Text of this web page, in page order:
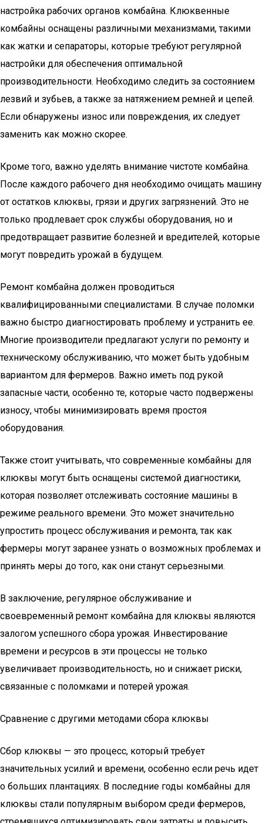
настройка рабочих органов комбайна. Клюквенные
комбайны оснащены различными механизмами, такими
как жатки и сепараторы, которые требуют регулярной
настройки для обеспечения оптимальной
производительности. Необходимо следить за состоянием
лезвий и зубьев, а также за натяжением ремней и цепей.
Если обнаружены износ или повреждения, их следует
заменить как можно скорее.
Кроме того, важно уделять внимание чистоте комбайна.
После каждого рабочего дня необходимо очищать машину
от остатков клюквы, грязи и других загрязнений. Это не
только продлевает срок службы оборудования, но и
предотвращает развитие болезней и вредителей, которые
могут повредить урожай в будущем.
Ремонт комбайна должен проводиться
квалифицированными специалистами. В случае поломки
важно быстро диагностировать проблему и устранить ее.
Многие производители предлагают услуги по ремонту и
техническому обслуживанию, что может быть удобным
вариантом для фермеров. Важно иметь под рукой
запасные части, особенно те, которые часто подвержены
износу, чтобы минимизировать время простоя
оборудования.
Также стоит учитывать, что современные комбайны для
клюквы могут быть оснащены системой диагностики,
которая позволяет отслеживать состояние машины в
режиме реального времени. Это может значительно
упростить процесс обслуживания и ремонта, так как
фермеры могут заранее узнать о возможных проблемах и
принять меры до того, как они станут серьезными.
В заключение, регулярное обслуживание и
своевременный ремонт комбайна для клюквы являются
залогом успешного сбора урожая. Инвестирование
времени и ресурсов в эти процессы не только
увеличивает производительность, но и снижает риски,
связанные с поломками и потерей урожая.
Сравнение с другими методами сбора клюквы
Сбор клюквы — это процесс, который требует
значительных усилий и времени, особенно если речь идет
о больших плантациях. В последние годы комбайны для
клюквы стали популярным выбором среди фермеров,